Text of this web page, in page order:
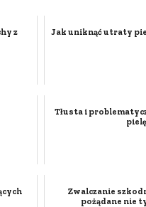
z
Jak uniknąć utraty
Tłusta i
Zwalczanie
pożądane nie